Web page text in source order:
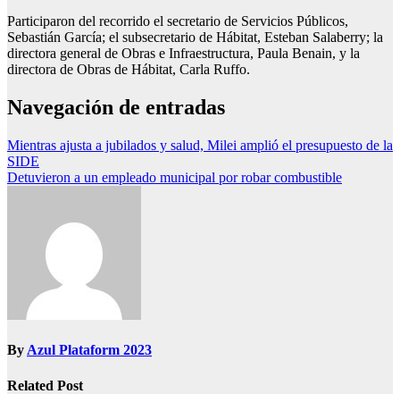
Participaron del recorrido el secretario de Servicios Públicos,
Sebastián García; el subsecretario de Hábitat, Esteban Salaberry; la
directora general de Obras e Infraestructura, Paula Benain, y la
directora de Obras de Hábitat, Carla Ruffo.
Navegación de entradas
Mientras ajusta a jubilados y salud, Milei amplió el presupuesto de la
SIDE
Detuvieron a un empleado municipal por robar combustible
ByAzul Plataform 2023
Related Post